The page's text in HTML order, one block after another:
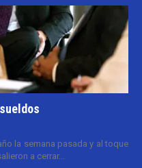
la semana pasada y al toque
a cerrar...